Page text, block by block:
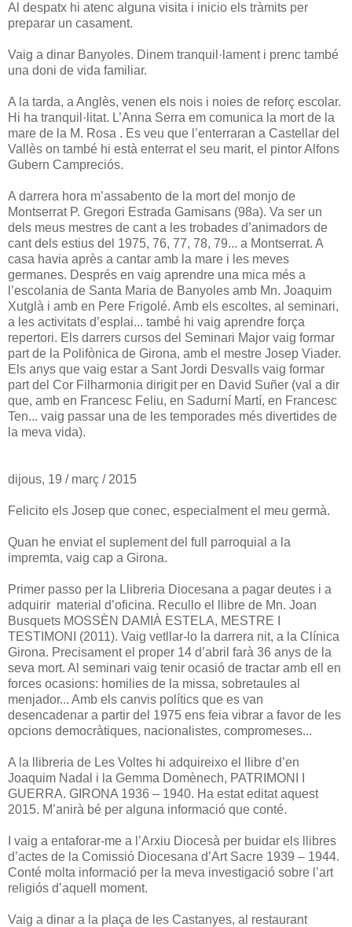
Al despatx hi atenc alguna visita i inicio els tràmits per
preparar un casament.
Vaig a dinar Banyoles. Dinem tranquil·lament i prenc també
una doni de vida familiar.
A la tarda, a Anglès, venen els nois i noies de reforç escolar.
Hi ha tranquil·litat. L’Anna Serra em comunica la mort de la
mare de la M. Rosa . Es veu que l’enterraran a Castellar del
Vallès on també hi està enterrat el seu marit, el pintor Alfons
Gubern Campreciós.
A darrera hora m’assabento de la mort del monjo de
Montserrat P. Gregori Estrada Gamisans (98a). Va ser un
dels meus mestres de cant a les trobades d’animadors de
cant dels estius del 1975, 76, 77, 78, 79... a Montserrat. A
casa havia après a cantar amb la mare i les meves
germanes. Després en vaig aprendre una mica més a
l’escolania de Santa Maria de Banyoles amb Mn. Joaquim
Xutglà i amb en Pere Frigolé. Amb els escoltes, al seminari,
a les activitats d’esplai... també hi vaig aprendre força
repertori. Els darrers cursos del Seminari Major vaig formar
part de la Polifònica de Girona, amb el mestre Josep Viader.
Els anys que vaig estar a Sant Jordi Desvalls vaig formar
part del Cor Filharmonia dirigit per en David Suñer (val a dir
que, amb en Francesc Feliu, en Sadurní Martí, en Francesc
Ten... vaig passar una de les temporades més divertides de
la meva vida).
dijous, 19 / març / 2015
Felicito els Josep que conec, especialment el meu germà.
Quan he enviat el suplement del full parroquial a la
impremta, vaig cap a Girona.
Primer passo per la Llibreria Diocesana a pagar deutes i a
adquirir material d’oficina. Recullo el llibre de Mn. Joan
Busquets MOSSÈN DAMIÀ ESTELA, MESTRE I
TESTIMONI (2011). Vaig vetllar-lo la darrera nit, a la Clínica
Girona. Precisament el proper 14 d’abril farà 36 anys de la
seva mort. Al seminari vaig tenir ocasió de tractar amb ell en
forces ocasions: homilies de la missa, sobretaules al
menjador... Amb els canvis polítics que es van
desencadenar a partir del 1975 ens feia vibrar a favor de les
opcions democràtiques, nacionalistes, compromeses...
A la llibreria de Les Voltes hi adquireixo el llibre d’en
Joaquim Nadal i la Gemma Domènech, PATRIMONI I
GUERRA. GIRONA 1936 – 1940. Ha estat editat aquest
2015. M’anirà bé per alguna informació que conté.
I vaig a entaforar-me a l’Arxiu Diocesà per buidar els llibres
d’actes de la Comissió Diocesana d’Art Sacre 1939 – 1944.
Conté molta informació per la meva investigació sobre l’art
religiós d’aquell moment.
Vaig a dinar a la plaça de les Castanyes, al restaurant